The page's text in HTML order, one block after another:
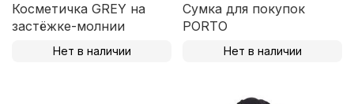
Косметичка GREY на
застёжке-молнии
Нет в наличии
Сумка для покупок
PORTO
Нет в наличии